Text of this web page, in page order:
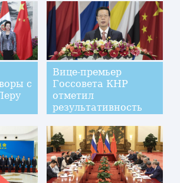
совместную
тренировку
с
Вице-премьер
Госсовета КНР
отметил
результативность
Китаем и АСЕАН